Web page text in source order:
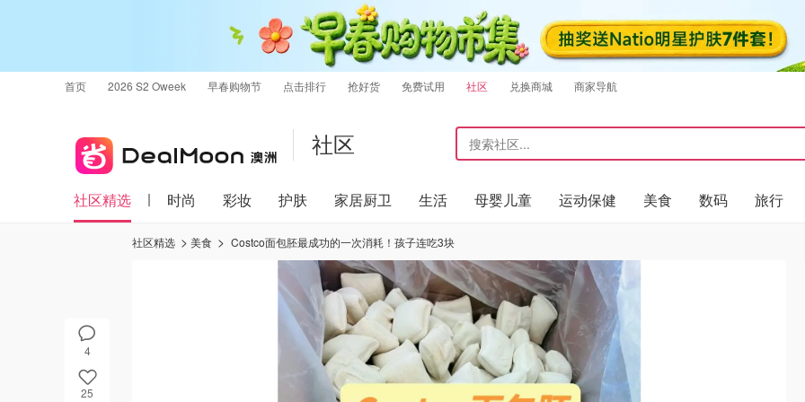
首页 2026 S2 Oweek 早春购物节 点击排行 抢好货 免费试用 社区 兑换商城 商家导航
社区
社区精选 时尚 彩妆 护肤 家居厨卫 生活 母婴儿童 运动保健 美食 数码 旅行
4
25
社区精选 美食 Costco面包胚最成功的一次消耗！孩子连吃3块